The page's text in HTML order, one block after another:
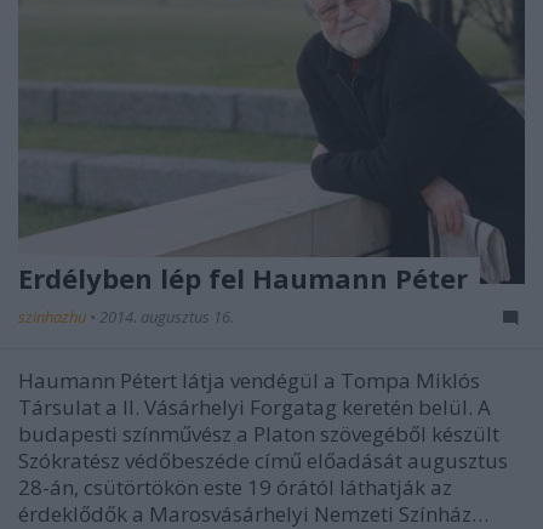
Erdélyben lép fel Haumann Péter
szinhazhu • 2014. augusztus 16.
Haumann Pétert látja vendégül a Tompa Miklós
Társulat a II. Vásárhelyi Forgatag keretén belül. A
budapesti színművész a Platon szövegéből készült
Szókratész védőbeszéde című előadását augusztus
28-án, csütörtökön este 19 órától láthatják az
érdeklődők a Marosvásárhelyi Nemzeti Színház…